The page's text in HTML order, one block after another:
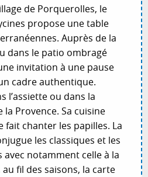
de Porquerolles, le
propose une table
Auprès de la
dans le patio ombragé
invitation à une pause
cadre authentique.
l’assiette ou dans la
Provence. Sa cuisine
fait chanter les papilles. La
les classiques et les
notamment celle à la
fil des saisons, la carte